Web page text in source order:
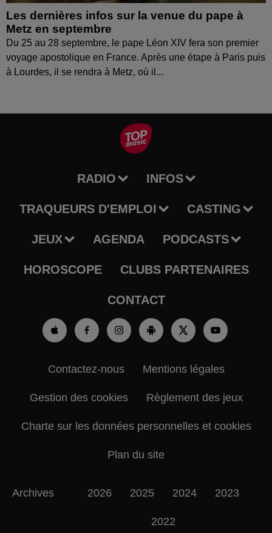
Les dernières infos sur la venue du pape à
Metz en septembre
Du 25 au 28 septembre, le pape Léon XIV fera son premier
voyage apostolique en France. Après une étape à Paris puis
à Lourdes, il se rendra à Metz, où il...
RADIO INFOS
TRAQUEURS D'EMPLOI CASTING
JEUX AGENDA PODCASTS
HOROSCOPE CLUBS PARTENAIRES
CONTACT
Contactez-nous Mentions légales
Gestion des cookies Règlement des jeux
Charte sur les données personnelles et cookies
Plan du site
Archives 2026 2025 2024 2023
2022